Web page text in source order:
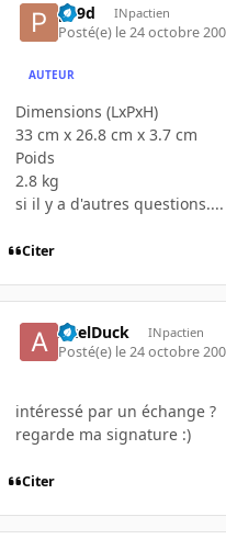
p19d INpactien
Posté(e) le 24 octobre
AUTEUR
Dimensions (LxPxH)
33 cm x 26.8 cm x 3.7 cm
Poids
2.8 kg
si il y a d'autres questions....
Citer
AxelDuck INpactien
Posté(e) le 24 octobre
intéressé par un échange ?
regarde ma signature :)
Citer